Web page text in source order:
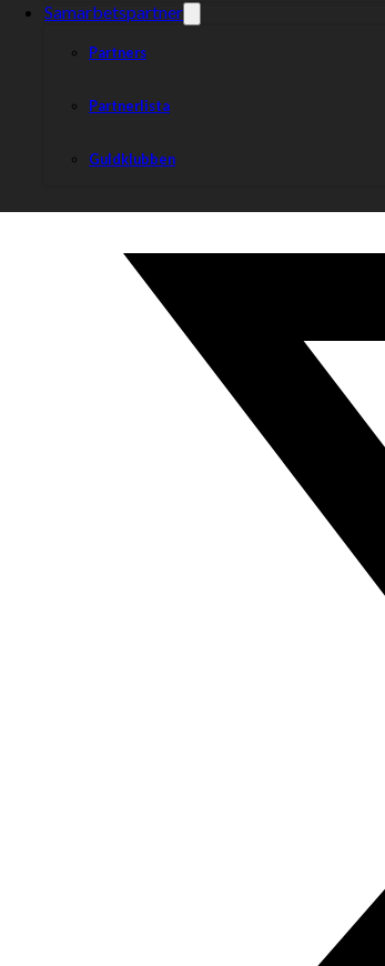
Samarbetspartner
Partners
Partnerlista
Guldklubben